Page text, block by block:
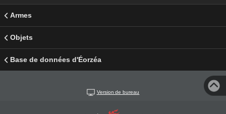
Armes
Objets
Base de données d'Éorzéa
Version de bureau